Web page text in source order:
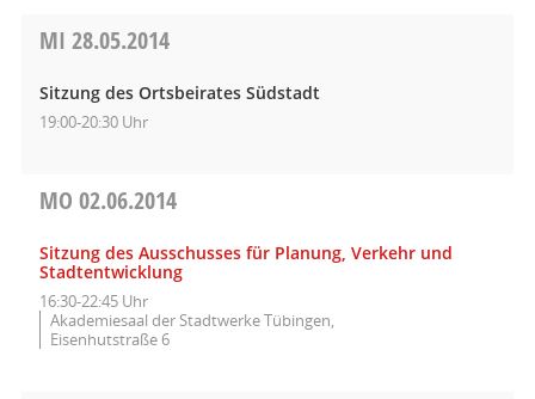
MI 28.05.2014
Sitzung des Ortsbeirates Südstadt
19:00-20:30 Uhr
MO 02.06.2014
Sitzung des Ausschusses für Planung, Verkehr und
Stadtentwicklung
16:30-22:45 Uhr
Akademiesaal der Stadtwerke Tübingen,
Eisenhutstraße 6